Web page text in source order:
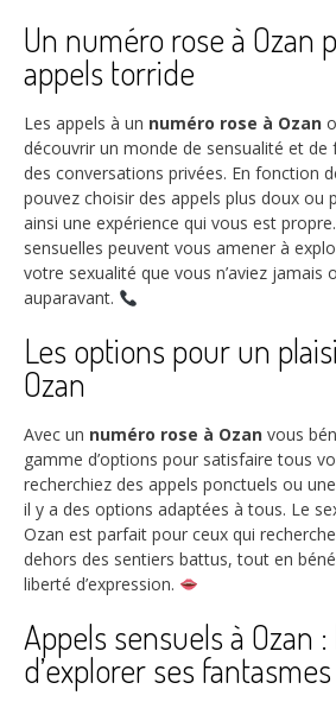
Un numéro rose à Ozan
appels torride
Les appels à un numéro rose à Ozan
découvrir un monde de sensualité et de
des conversations privées. En fonction
pouvez choisir des appels plus doux ou
ainsi une expérience qui vous est
sensuelles peuvent vous amener à
votre sexualité que vous n’aviez jamais
auparavant.
Les options pour un
Ozan
Avec un numéro rose à Ozan vous
gamme d’options pour satisfaire tous
recherchiez des appels ponctuels ou
il y a des options adaptées à tous. Le
Ozan est parfait pour ceux qui
dehors des sentiers battus, tout en
liberté d’expression.
Appels sensuels à Ozan
d’explorer ses fantasmes